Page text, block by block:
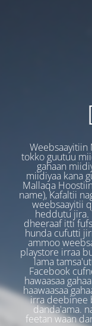
Weebsaayitiin
tokko guutuu
gahaan
miidiyaa kana
Mallaqa
name), Kafaltii
weebsaayitii
heddutu jira.
dheeraaf itti
hunda cufutti
ammoo
playstore irraa
lama
Facebook
hawaasaa
haawaasaa
irra deebinee
danda'ama.
feetan waan